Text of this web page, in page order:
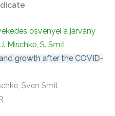
ösvényei a járvány
Mischke, S. Smit
growth after the COVID-
Sven Smit